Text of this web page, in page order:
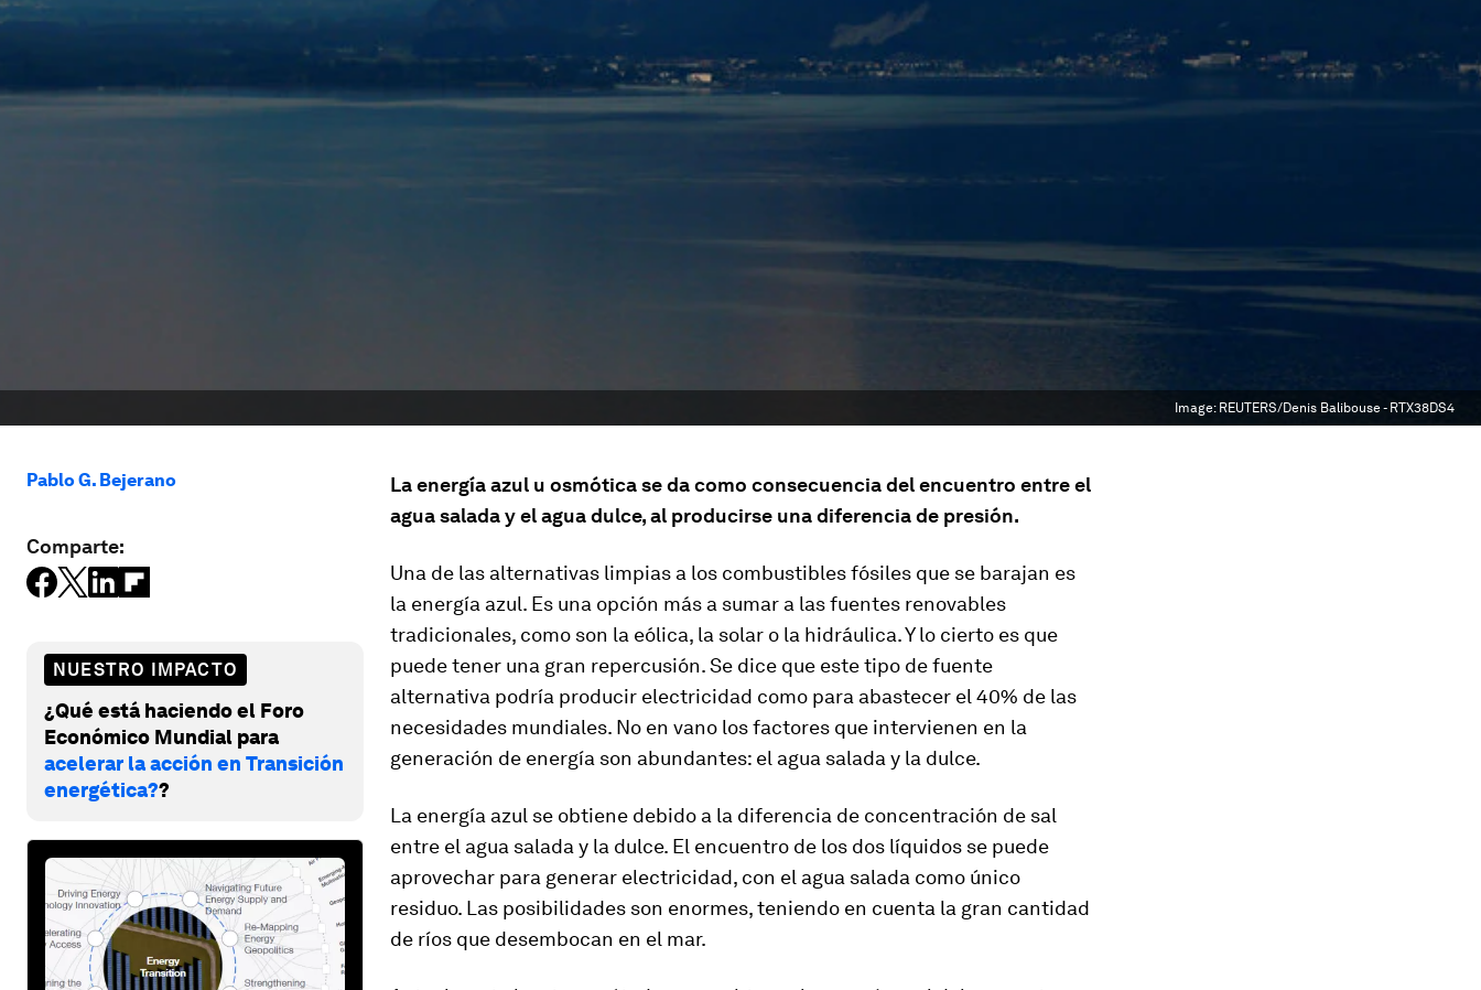
Image: REUTERS/Denis Balibouse - RTX38DS4
Pablo G. Bejerano
Comparte:
NUESTRO IMPACTO
¿Qué está haciendo el Foro
Económico Mundial para
acelerar la acción en Transición
energética??
La energía azul u osmótica se da como consecuencia del encuentro entre el
agua salada y el agua dulce, al producirse una diferencia de presión.
Una de las alternativas limpias a los combustibles fósiles que se barajan es
la energía azul. Es una opción más a sumar a las fuentes renovables
tradicionales, como son la eólica, la solar o la hidráulica. Y lo cierto es que
puede tener una gran repercusión. Se dice que este tipo de fuente
alternativa podría producir electricidad como para abastecer el 40% de las
necesidades mundiales. No en vano los factores que intervienen en la
generación de energía son abundantes: el agua salada y la dulce.
La energía azul se obtiene debido a la diferencia de concentración de sal
entre el agua salada y la dulce. El encuentro de los dos líquidos se puede
aprovechar para generar electricidad, con el agua salada como único
residuo. Las posibilidades son enormes, teniendo en cuenta la gran cantidad
de ríos que desembocan en el mar.